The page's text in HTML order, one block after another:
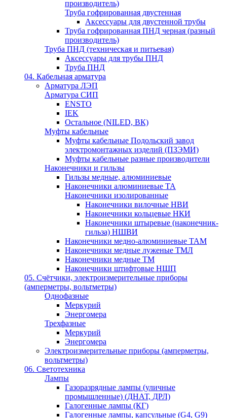
производитель)
Труба гофрированная двустенная
Аксессуары для двустенной трубы
Труба гофрированная ПНД черная (разный
производитель)
Труба ПНД (техническая и питьевая)
Аксессуары для трубы ПНД
Труба ПНД
04. Кабельная арматура
Арматура ЛЭП
Арматура СИП
ENSTO
IEK
Остальное (NILED, ВК)
Муфты кабельные
Муфты кабельные Подольский завод
электромонтажных изделий (ПЗЭМИ)
Муфты кабельные разные производители
Наконечники и гильзы
Гильзы медные, алюминиевые
Наконечники алюминиевые ТА
Наконечники изолированные
Наконечники вилочные НВИ
Наконечники кольцевые НКИ
Наконечники штыревые (наконечник-
гильза) НШВИ
Наконечники медно-алюминиевые ТАМ
Наконечники медные луженые ТМЛ
Наконечники медные ТМ
Наконечники штифтовые НШП
05. Счётчики, электроизмерительные приборы
(амперметры, вольтметры)
Однофазные
Меркурий
Энергомера
Трехфазные
Меркурий
Энергомера
Электроизмерительные приборы (амперметры,
вольтметры)
06. Светотехника
Лампы
Газоразрядные лампы (уличные
промышленные) (ДНАТ, ДРЛ)
Галогенные лампы (КГ)
Галогенные лампы, капсульные (G4, G9)